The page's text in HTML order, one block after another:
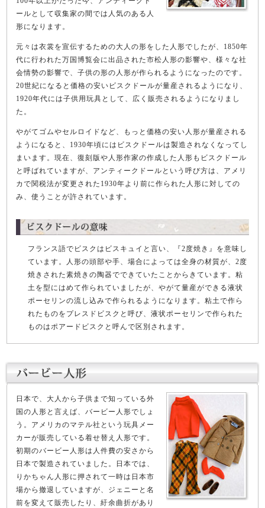
ールとして収集家の間では人気のある人
形になります。
元々は衣裳を宣伝するための大人の形をした人形でしたが、1850年
代に行われた万国博覧会に出品された市松人形の影響や、様々な社
会情勢の影響で、子供の形の人形が作られるようになったのです。
20世紀になると価格の安いビスクドールが量産されるようになり、
1920年代には子供用玩具として、広く販売されるようになりまし
た。
やがてゴムやセルロイドなど、もっと価格の安い人形が量産される
ようになると、1930年頃にはビスクドールは製造されなくなってし
まいます。現在、復刻版や人形作家の作成した人形もビスクドール
と呼ばれていますが、アンティークドールという呼び方は、アメリ
カで関税法が変更された1930年より前に作られた人形に対しての
み、使うことが許されています。
フランス語でビスクはビスキュイと言い、『2度焼き』を意味し
ています。人形の頭部や手、場合によっては全身の材質が、2度
焼きされた素焼きの陶器でできていたことからきています。粘
土を型にはめて作られていましたが、やがて量産ができる液状
ポーセリンの流し込みで作られるようになります。粘土で作ら
れたものをプレスドビスクと呼び、液状ポーセリンで作られた
ものはポアードビスクと呼んで区別されます。
日本で、大人から子供まで知っている外
国の人形と言えば、バービー人形でしょ
う。アメリカのマテル社という玩具メー
カーが販売している着せ替え人形です。
初期のバービー人形は人件費の安さから
日本で製造されていました。日本では、
りかちゃん人形に押されて一時は日本市
場から撤退していますが、ジェニーと名
前を変えて販売したり、紆余曲折があり